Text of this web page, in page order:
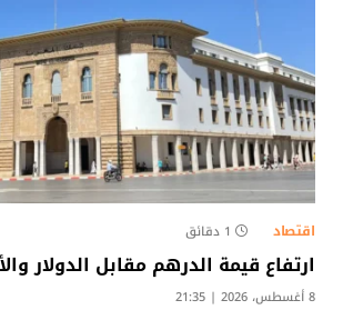
اقتصاد 1 دقائق
ارتفاع قيمة الدرهم مقابل الدولار
8 أغسطس، 2026 | 21:35